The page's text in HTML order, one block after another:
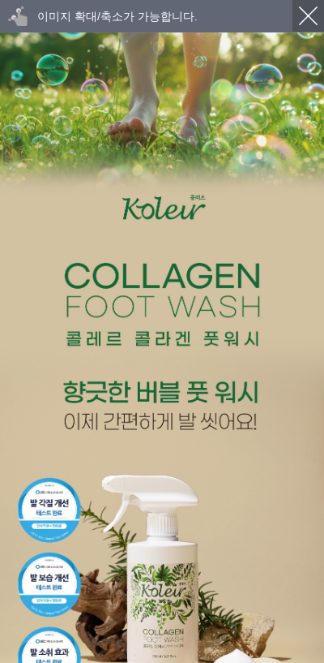
이미지 확대/축소가 가능합니다.